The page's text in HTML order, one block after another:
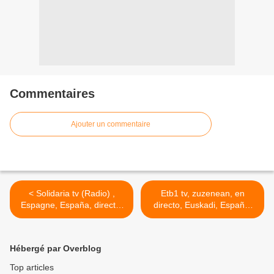
Commentaires
Ajouter un commentaire
< Solidaria tv (Radio) ,
Espagne, España, directo,
live
Etb1 tv, zuzenean, en
directo, Euskadi, España,
pays basque, Espagne >
Hébergé par Overblog
Top articles